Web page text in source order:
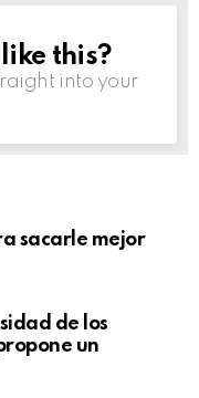
this?
into your
sacarle mejor
de los
un